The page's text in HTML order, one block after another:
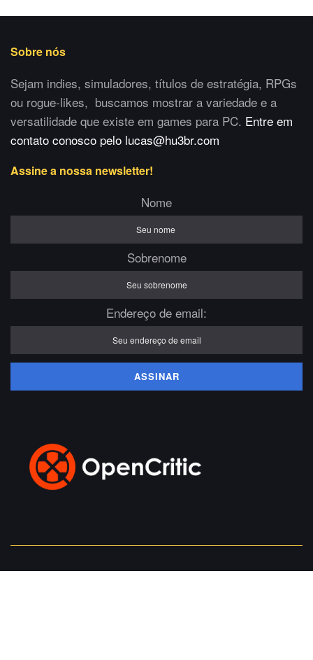
Sobre nós
Sejam indies, simuladores, títulos de estratégia, RPGs
ou rogue-likes, buscamos mostrar a variedade e a
versatilidade que existe em games para PC. Entre em
contato conosco pelo lucas@hu3br.com
Assine a nossa newsletter!
Nome
Sobrenome
Endereço de email: